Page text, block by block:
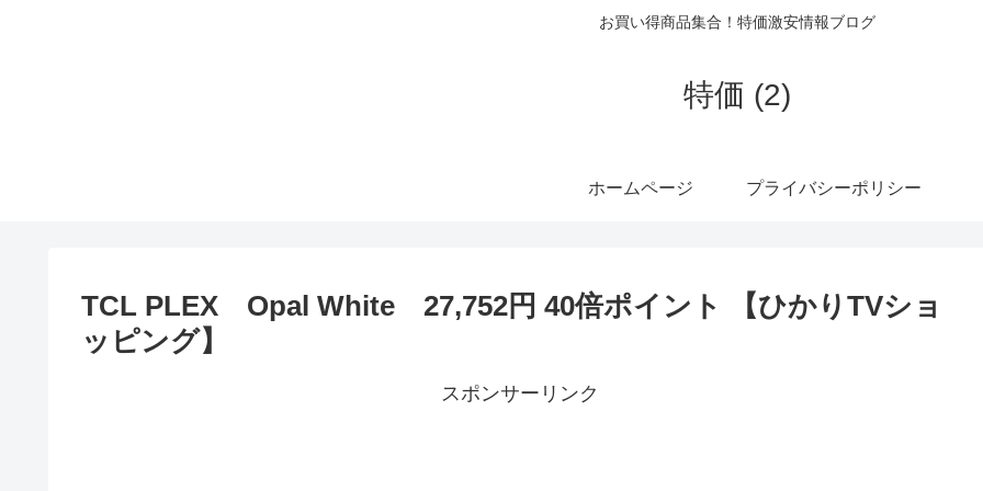
お買い得商品集合！特価激安情報ブログ
特価 (2)
ホームページ プライバシーポリシー
TCL PLEX Opal White 27,752円 40倍ポイント 【ひかりTVショ
ッピング】
スポンサーリンク